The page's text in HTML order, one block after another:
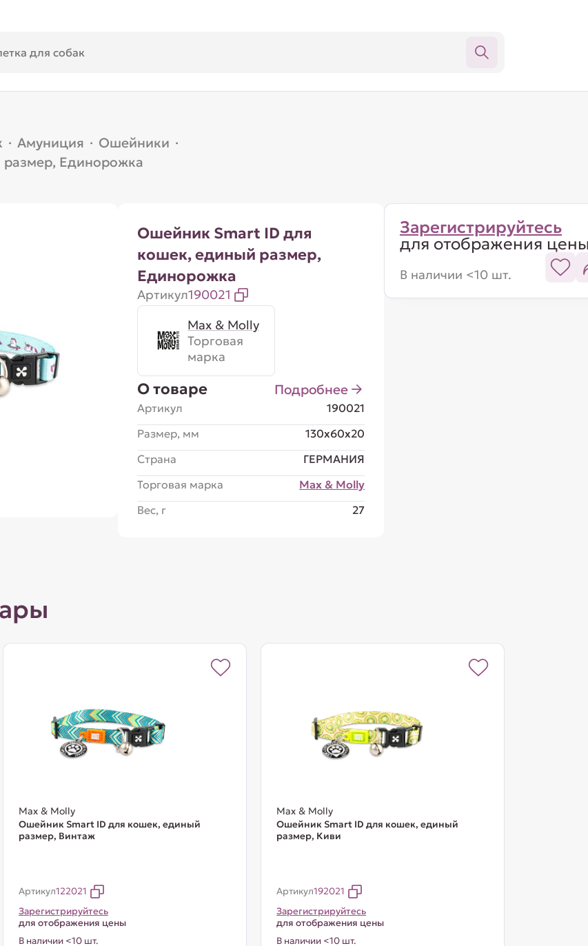
· Амуниция · Ошейники ·
Единорожка
Ошейник Smart ID для
кошек, единый размер,
Единорожка
Артикул190021
Max & Molly
Торговая
марка
О товаре Подробнее
Артикул
190021
Размер, мм
130x60x20
Страна
ГЕРМАНИЯ
Торговая марка
Max & Molly
Вес, г
27
Зарегистрируйтесь
для отображения
В наличии <10 шт.
Max & Molly
Ошейник Smart ID для кошек, единый
размер, Винтаж
Артикул122021
Зарегистрируйтесь
для отображения цены
В наличии <10 шт.
Max & Molly
Ошейник Smart ID для кошек, единый
размер, Киви
Артикул192021
Зарегистрируйтесь
для отображения цены
В наличии <10 шт.